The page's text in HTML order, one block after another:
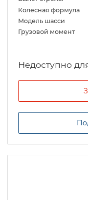
Колесная формула
Модель шасси
Грузовой момент